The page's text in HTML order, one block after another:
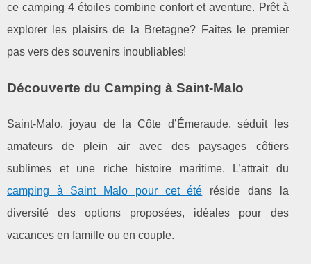
ce camping 4 étoiles combine confort et aventure. Prêt à
explorer les plaisirs de la Bretagne? Faites le premier
pas vers des souvenirs inoubliables!
Découverte du Camping à Saint-Malo
Saint-Malo, joyau de la Côte d’Émeraude, séduit les
amateurs de plein air avec des paysages côtiers
sublimes et une riche histoire maritime. L’attrait du
camping à Saint Malo pour cet été réside dans la
diversité des options proposées, idéales pour des
vacances en famille ou en couple.